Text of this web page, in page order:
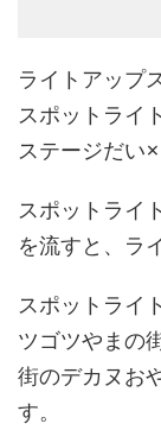
ライトアップ
スポットライ
ステージだい
スポットライ
を流すと、ラ
スポットライ
ツゴツやまの
街のデカヌお
す。